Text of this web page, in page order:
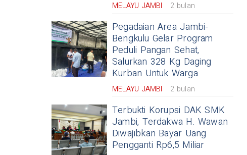
MELAYU JAMBI 2 bulan
Pegadaian Area Jambi-
Bengkulu Gelar Program
Peduli Pangan Sehat,
Salurkan 328 Kg Daging
Kurban Untuk Warga
MELAYU JAMBI 2 bulan
Terbukti Korupsi DAK SMK
Jambi, Terdakwa H. Wawan
Diwajibkan Bayar Uang
Pengganti Rp6,5 Miliar